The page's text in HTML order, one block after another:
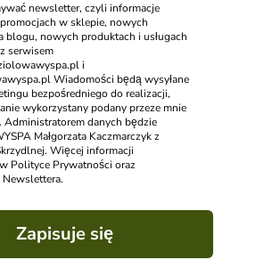
newsletter, czyli informacje
w sklepie, nowych
blogu, nowych produktach i usługach
serwisem
i
Wiadomości będą wysyłane
bezpośredniego do realizacji,
wykorzystany podany przeze mnie
Administratorem danych będzie
Małgorzata Kaczmarczyk z
Więcej informacji
Polityce Prywatności oraz
Zapisuje się